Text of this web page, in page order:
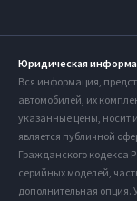
Юридическая
Вся информация,
автомобилей, их
указанные цены, носит
является публичной
Гражданского кодекса
серийных моделей,
дополнительная